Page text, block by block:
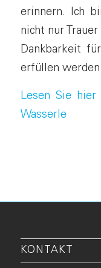
erinnern. Ich
nicht nur Trauer
Dankbarkeit
erfüllen werden.
Lesen Sie
Wasserle
KONTAKT